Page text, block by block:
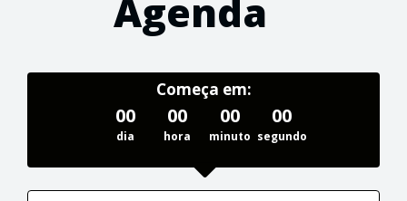
Agenda
Começa em:
00
dia
00
hora
00
minuto
00
segundo